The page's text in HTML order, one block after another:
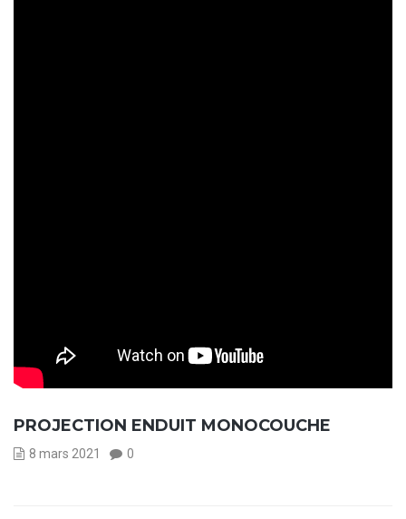
PROJECTION ENDUIT MONOCOUCHE
8 mars 2021 0